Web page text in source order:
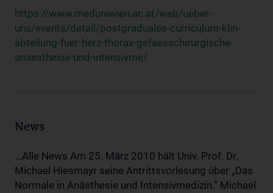
https://www.meduniwien.ac.at/web/ueber-
uns/events/detail/postgraduales-curriculum-klin-
abteilung-fuer-herz-thorax-gefaesschirurgische-
anaesthesie-und-intensivme/
News
...Alle News Am 25. März 2010 hält Univ. Prof. Dr.
Michael Hiesmayr seine Antrittsvorlesung über „Das
Normale in Anästhesie und Intensivmedizin.“ Michael